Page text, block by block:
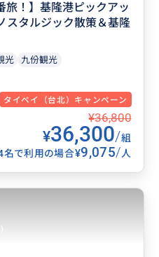
旅！】基隆港ピックアッ
スタルジック散策＆基隆
光 九份観光
タイペイ（台北）キャンペーン
¥36,800
¥36,300/組
名で利用の場合¥9,075/人